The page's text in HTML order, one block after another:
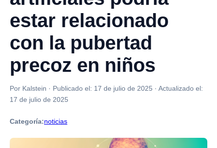
estar relacionado
con la pubertad
precoz en niños
Por Kalstein · Publicado el: 17 de julio de 2025 · Actualizado el:
17 de julio de 2025
Categoría:noticias